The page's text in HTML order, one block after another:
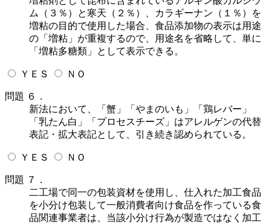
ム（３％）と寒天（２％）、カラギーナン（１％）を
増粘の目的で使用した場合、食品添加物の表示は用途
の「増粘」が重複するので、用途名を省略して、単に
「増粘多糖類」として表示できる。
ＹＥＳ ＮＯ
問題 ６．
新法において、「蟹」「やまのいも」「鶏レバー」
「乳たん白」「プロセスチーズ」はアレルゲンの代替
表記・拡大表記として、引き続き認められている。
ＹＥＳ ＮＯ
問題 ７．
二工場で同一の包装資材を使用し、仕入れた加工食品
を小分け包装して一般消費者向け食品を作っている食
品関連事業者は、当該小分け行為が製造ではなく加工